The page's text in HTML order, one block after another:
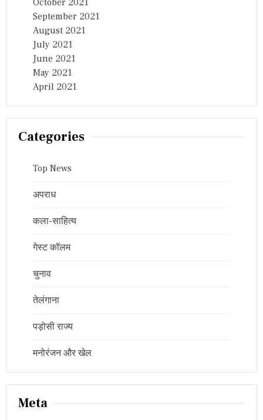
September 2021
August 2021
July 2021
June 2021
May 2021
April 2021
Categories
Top News
अपराध
कला-साहित्य
गेस्ट कॉलम
चुनाव
तेलंगाना
पड़ोसी राज्य
मनोरंजन और खेल
Meta